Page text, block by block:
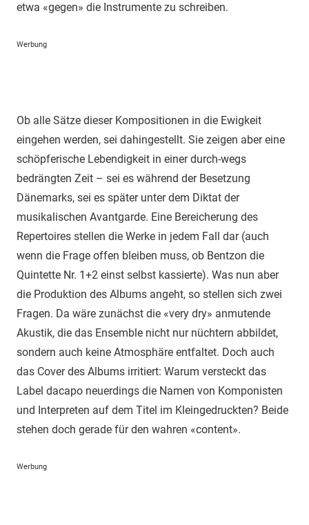
etwa «gegen» die Instrumente zu schreiben.
Werbung
Ob alle Sätze dieser Kompositionen in die Ewigkeit
eingehen werden, sei dahingestellt. Sie zeigen aber eine
schöpferische Lebendigkeit in einer durch-wegs
bedrängten Zeit – sei es während der Besetzung
Dänemarks, sei es später unter dem Diktat der
musikalischen Avantgarde. Eine Bereicherung des
Repertoires stellen die Werke in jedem Fall dar (auch
wenn die Frage offen bleiben muss, ob Bentzon die
Quintette Nr. 1+2 einst selbst kassierte). Was nun aber
die Produktion des Albums angeht, so stellen sich zwei
Fragen. Da wäre zunächst die «very dry» anmutende
Akustik, die das Ensemble nicht nur nüchtern abbildet,
sondern auch keine Atmosphäre entfaltet. Doch auch
das Cover des Albums irritiert: Warum versteckt das
Label dacapo neuerdings die Namen von Komponisten
und Interpreten auf dem Titel im Kleingedruckten? Beide
stehen doch gerade für den wahren «content».
Werbung